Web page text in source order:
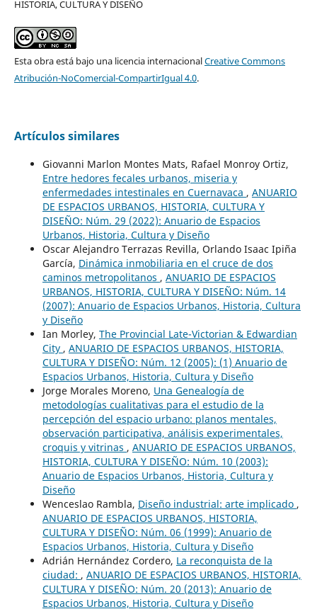
HISTORIA, CULTURA Y DISEÑO
Esta obra está bajo una licencia internacionalCreative Commons
Atribución-NoComercial-CompartirIgual 4.0.
Artículos similares
Giovanni Marlon Montes Mats, Rafael Monroy Ortiz,
Entre hedores fecales urbanos, miseria y
enfermedades intestinales en Cuernavaca , ANUARIO
DE ESPACIOS URBANOS, HISTORIA, CULTURA Y
DISEÑO: Núm. 29 (2022): Anuario de Espacios
Urbanos, Historia, Cultura y Diseño
Oscar Alejandro Terrazas Revilla, Orlando Isaac Ipiña
García, Dinámica inmobiliaria en el cruce de dos
caminos metropolitanos , ANUARIO DE ESPACIOS
URBANOS, HISTORIA, CULTURA Y DISEÑO: Núm. 14
(2007): Anuario de Espacios Urbanos, Historia, Cultura
y Diseño
Ian Morley, The Provincial Late-Victorian & Edwardian
City , ANUARIO DE ESPACIOS URBANOS, HISTORIA,
CULTURA Y DISEÑO: Núm. 12 (2005): (1) Anuario de
Espacios Urbanos, Historia, Cultura y Diseño
Jorge Morales Moreno, Una Genealogía de
metodologías cualitativas para el estudio de la
percepción del espacio urbano: planos mentales,
observación participativa, análisis experimentales,
croquis y vitrinas , ANUARIO DE ESPACIOS URBANOS,
HISTORIA, CULTURA Y DISEÑO: Núm. 10 (2003):
Anuario de Espacios Urbanos, Historia, Cultura y
Diseño
Wenceslao Rambla, Diseño industrial: arte implicado ,
ANUARIO DE ESPACIOS URBANOS, HISTORIA,
CULTURA Y DISEÑO: Núm. 06 (1999): Anuario de
Espacios Urbanos, Historia, Cultura y Diseño
Adrián Hernández Cordero, La reconquista de la
ciudad: , ANUARIO DE ESPACIOS URBANOS, HISTORIA,
CULTURA Y DISEÑO: Núm. 20 (2013): Anuario de
Espacios Urbanos, Historia, Cultura y Diseño